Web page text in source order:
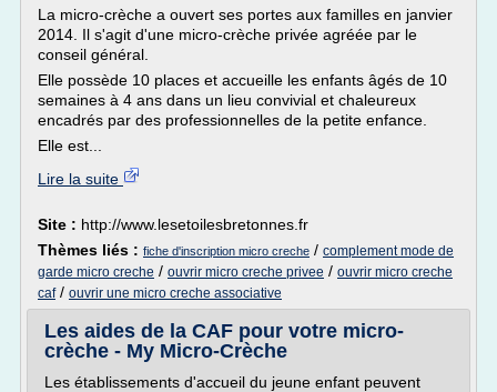
La micro-crèche a ouvert ses portes aux familles en janvier
2014. Il s'agit d'une micro-crèche privée agréée par le
conseil général.
Elle possède 10 places et accueille les enfants âgés de 10
semaines à 4 ans dans un lieu convivial et chaleureux
encadrés par des professionnelles de la petite enfance.
Elle est...
Lire la suite
Site : http://www.lesetoilesbretonnes.fr
Thèmes liés : fiche d'inscription micro creche / complement mode de
garde micro creche / ouvrir micro creche privee / ouvrir micro creche
caf/ ouvrir une micro creche associative
Les aides de la CAF pour votre micro-
crèche - My Micro-Crèche
Les établissements d'accueil du jeune enfant peuvent